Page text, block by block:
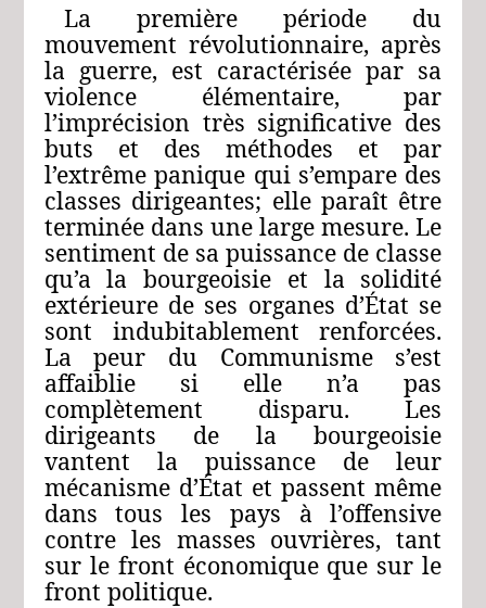
La première période du
mouvement révolutionnaire, après
la guerre, est caractérisée par sa
violence élémentaire, par
l’imprécision très significative des
buts et des méthodes et par
l’extrême panique qui s’empare des
classes dirigeantes; elle paraît être
terminée dans une large mesure. Le
sentiment de sa puissance de classe
qu’a la bourgeoisie et la solidité
extérieure de ses organes d’État se
sont indubitablement renforcées.
La peur du Communisme s’est
affaiblie si elle n’a pas
complètement disparu. Les
dirigeants de la bourgeoisie
vantent la puissance de leur
mécanisme d’État et passent même
dans tous les pays à l’offensive
contre les masses ouvrières, tant
sur le front économique que sur le
front politique.